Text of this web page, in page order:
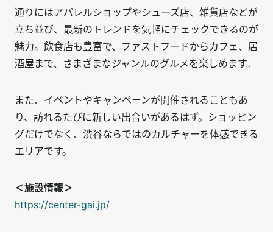
通りにはアパレルショップやシューズ店、雑貨店などが
立ち並び、最新のトレンドを気軽にチェックできるのが
魅力。飲食店も豊富で、ファストフードからカフェ、居
酒屋まで、さまざまなジャンルのグルメを楽しめます。
また、イベントやキャンペーンが開催されることもあ
り、訪れるたびに新しい出合いがあるはず。ショッピン
グだけでなく、渋谷ならではのカルチャーを体感できる
エリアです。
＜施設情報＞
https://center-gai.jp/